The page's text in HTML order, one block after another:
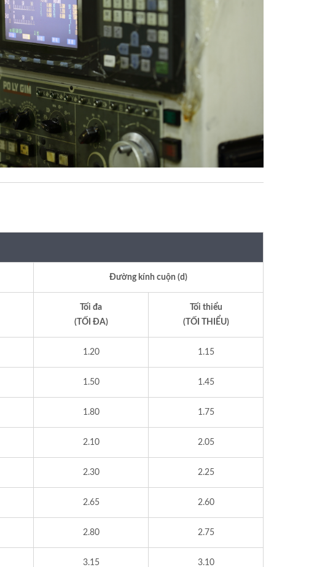
Đường kính cuộn (d)
Tối đa
(TỐI ĐA)
Tối thiểu
(TỐI THIỂU)
1.20 1.15
1.50 1.45
1.80 1.75
2.10 2.05
2.30 2.25
2.65 2.60
2.80 2.75
3.15 3.10